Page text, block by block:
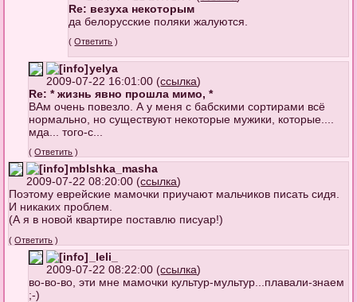
Re: везуха некоторым
да белорусские поляки жалуются.
(Ответить )
yelya
2009-07-22 16:01:00 (ссылка)
Re: * жизнь явно прошла мимо, *
ВАм очень повезло. А у меня с бабскими сортирами всё
нормально, но существуют некоторые мужики, которые....
мда... того-с...
(Ответить )
mblshka_masha
2009-07-22 08:20:00 (ссылка)
Поэтому еврейские мамочки приучают мальчиков писать сидя.
И никаких проблем.
(А я в новой квартире поставлю писуар!)
(Ответить )
_leli_
2009-07-22 08:22:00 (ссылка)
во-во-во, эти мне мамочки культур-мультур...плавали-знаем
;-)